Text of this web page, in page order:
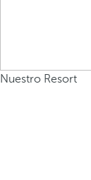
Nuestro Resort